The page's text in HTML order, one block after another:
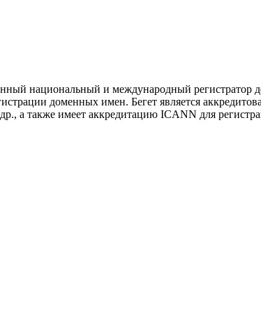
национальный и международный регистратор
доменных имен. Бегет является
а также имеет аккредитацию ICANN для